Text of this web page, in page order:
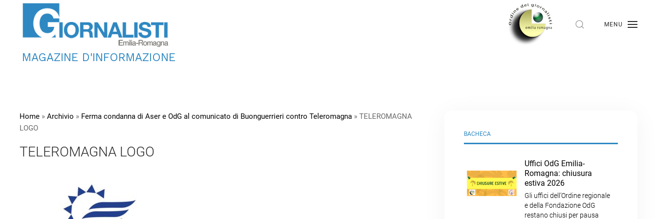
MENU
MAGAZINE D'INFORMAZIONE
Home » Archivio » Ferma condanna di Aser e OdG al comunicato di Buonguerrieri contro Teleromagna » TELEROMAGNA
LOGO
TELEROMAGNA LOGO
BACHECA
Uffici OdG Emilia-
Romagna: chiusura
estiva 2026
Gli uffici dell’Ordine regionale
e della Fondazione OdG
restano chiusi per pausa